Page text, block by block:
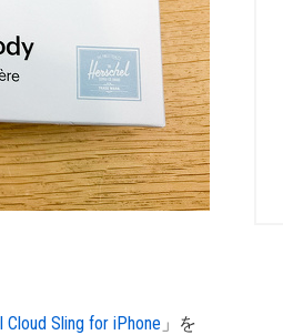
Cloud Sling for iPhone 」を